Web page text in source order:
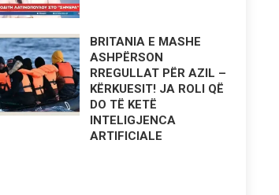
BRITANIA E MASHE
ASHPËRSON
RREGULLAT PËR AZIL –
KËRKUESIT! JA ROLI QË
DO TË KETË
INTELIGJENCA
ARTIFICIALE